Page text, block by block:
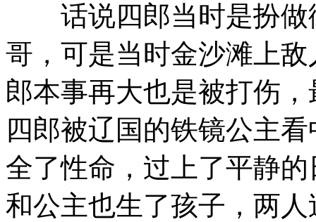
话说四郎当时是扮做
哥，可是当时金沙滩上
郎本事再大也是被打伤
四郎被辽国的铁镜公主
全了性命，过上了平静
和公主也生了孩子，两